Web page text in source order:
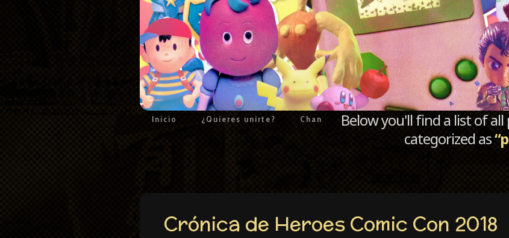
Inicio ¿Quieres unirte? Chan
Below you'll find a list of
categorized as
Crónica de Heroes Comic Con 2018